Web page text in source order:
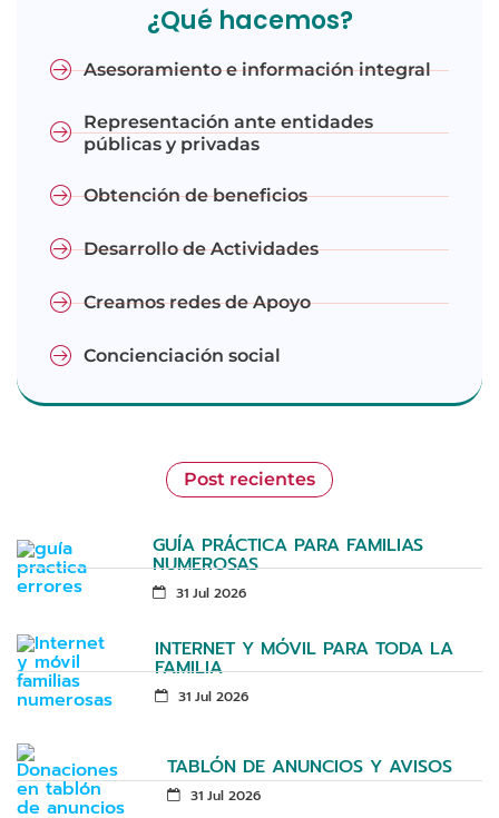
¿Qué hacemos?
Asesoramiento e información integral
Representación ante entidades
públicas y privadas
Obtención de beneficios
Desarrollo de Actividades
Creamos redes de Apoyo
Concienciación social
Post recientes
GUÍA PRÁCTICA PARA FAMILIAS
NUMEROSAS
31 Jul 2026
INTERNET Y MÓVIL PARA TODA LA
FAMILIA
31 Jul 2026
TABLÓN DE ANUNCIOS Y AVISOS
31 Jul 2026